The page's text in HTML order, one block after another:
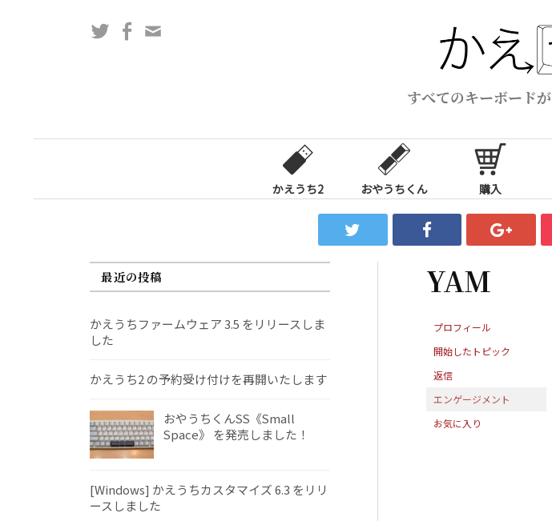
ス
すべてのキーボード
TwitterFacebook
かえうち2 おやうちくん 購入
YAM
プロフィール
開始したトピック
返信
エンゲージメント
お気に入り
最近の投稿
かえうちファームウェア 3.5 をリリースしま
した
かえうち2 の予約受け付けを再開いたします
おやうちくんSS《Small
Space》 を発売しました！
[Windows] かえうちカスタマイズ 6.3 をリリ
ースしました